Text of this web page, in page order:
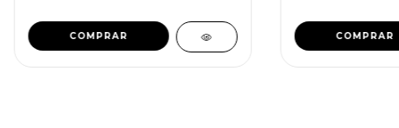
COMPRAR COMPRAR